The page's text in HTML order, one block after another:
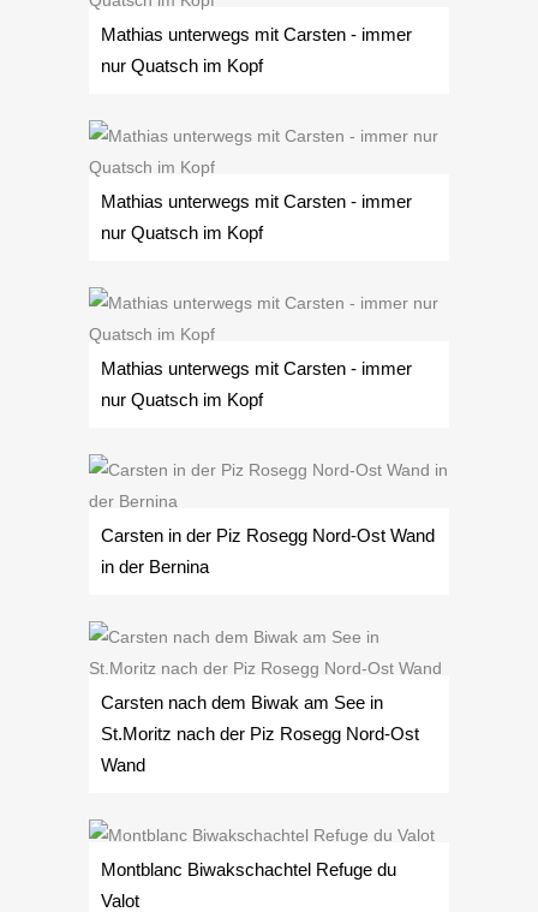
Mathias unterwegs mit Carsten - immer
nur Quatsch im Kopf
Mathias unterwegs mit Carsten - immer
nur Quatsch im Kopf
Mathias unterwegs mit Carsten - immer
nur Quatsch im Kopf
Carsten in der Piz Rosegg Nord-Ost Wand
in der Bernina
Carsten nach dem Biwak am See in
St.Moritz nach der Piz Rosegg Nord-Ost
Wand
Montblanc Biwakschachtel Refuge du
Valot